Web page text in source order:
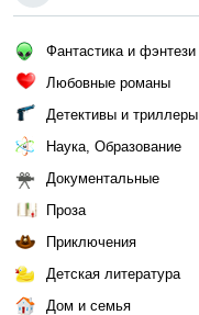
Фантастика и фэнтези
Любовные романы
Детективы и триллеры
Наука, Образование
Документальные
Проза
Приключения
Детская литература
Дом и семья